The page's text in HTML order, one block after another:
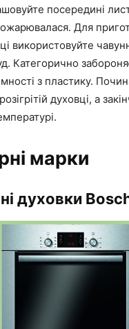
посередині
Для
використовуйте
Категорично
з пластику.
духовці, а
марки
духовки